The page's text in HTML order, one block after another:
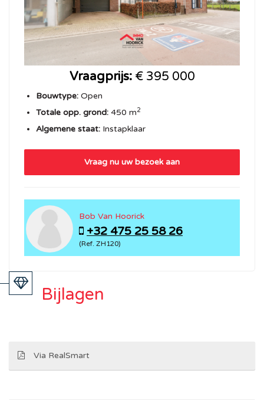
Vraagprijs:€ 395 000
Bouwtype: Open
Totale opp. grond: 450 m2
Algemene staat: Instapklaar
Vraag nu uw bezoek aan
Bob Van Hoorick
+32 475 25 58 26
(Ref. ZH120)
Bijlagen
Via RealSmart